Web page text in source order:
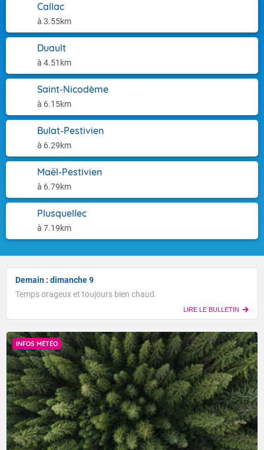
Callac
à 3.55km
Duault
à 4.51km
Saint-Nicodème
à 6.15km
Bulat-Pestivien
à 6.29km
Maël-Pestivien
à 6.79km
Plusquellec
à 7.19km
Demain : dimanche 9
Temps orageux et toujours bien chaud.
LIRE LE BULLETIN
INFOS MÉTÉO